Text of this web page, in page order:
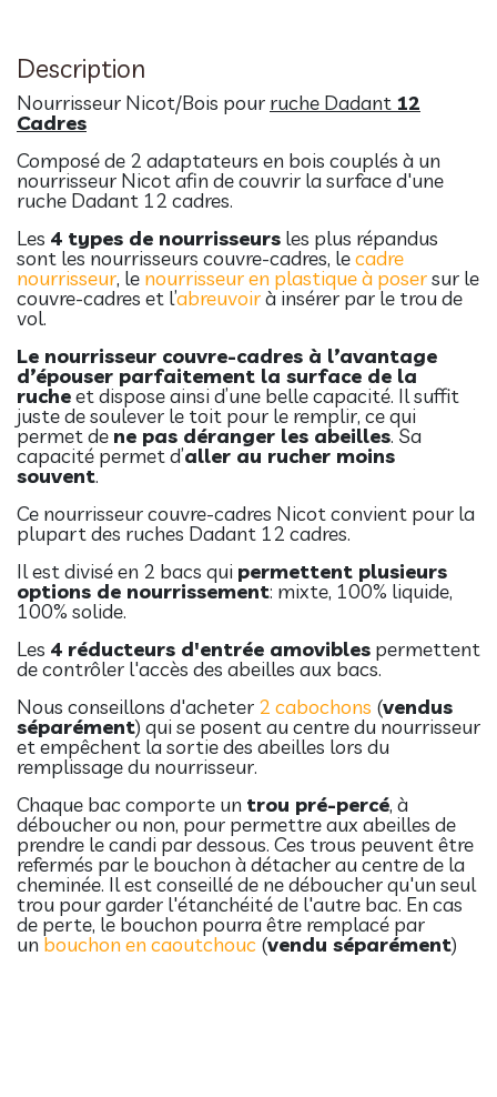
Description
Nourrisseur Nicot/Bois pour ruche Dadant 12
Cadres
Composé de 2 adaptateurs en bois couplés à un
nourrisseur Nicot afin de couvrir la surface d'une
ruche Dadant 12 cadres.
Les 4 types de nourrisseurs les plus répandus
sont les nourrisseurs couvre-cadres, lecadre
nourrisseur, le nourrisseur en plastique à posersur le
couvre-cadres et l’abreuvoirà insérer par le trou de
vol.
Le nourrisseur couvre-cadres à l’avantage
d’épouser parfaitement la surface de la
rucheet dispose ainsi d’une belle capacité. Il suffit
juste de soulever le toit pour le remplir, ce qui
permet de ne pas déranger les abeilles. Sa
capacité permet d’aller au rucher moins
souvent.
Ce nourrisseur couvre-cadres Nicot convient pour la
plupart des ruches Dadant 12 cadres.
Il est divisé en 2 bacs qui permettent plusieurs
options de nourrissement: mixte, 100% liquide,
100% solide.
Les 4 réducteurs d'entrée amovibles permettent
de contrôler l'accès des abeilles aux bacs.
Nous conseillons d'acheter 2 cabochons (vendus
séparément) qui se posent au centre du nourrisseur
et empêchent la sortie des abeilles lors du
remplissage du nourrisseur.
Chaque bac comporte un trou pré-percé, à
déboucher ou non, pour permettre aux abeilles de
prendre le candi par dessous. Ces trous peuvent être
refermés par le bouchon à détacher au centre de la
cheminée. Il est conseillé de ne déboucher qu'un seul
trou pour garder l'étanchéité de l'autre bac. En cas
de perte, le bouchon pourra être remplacé par
un bouchon en caoutchouc (vendu séparément)